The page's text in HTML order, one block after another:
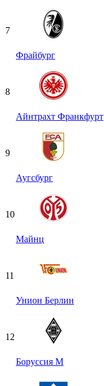
7
Фрайбург
8
Айнтрахт Франкфурт
9
Аугсбург
10
Майнц
11
Унион Берлин
12
Боруссия М